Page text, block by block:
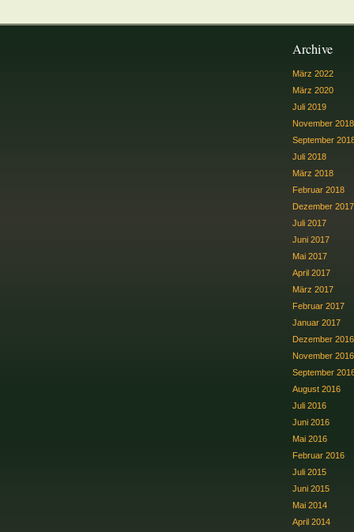
Archive
März 2022
März 2020
Juli 2019
November 2018
September
Juli 2018
März 2018
Februar 2018
Dezember 2017
Juli 2017
Juni 2017
Mai 2017
April 2017
März 2017
Februar 2017
Januar 2017
Dezember 2016
November 2016
September
August 2016
Juli 2016
Juni 2016
Mai 2016
Februar 2016
Juli 2015
Juni 2015
Mai 2014
April 2014